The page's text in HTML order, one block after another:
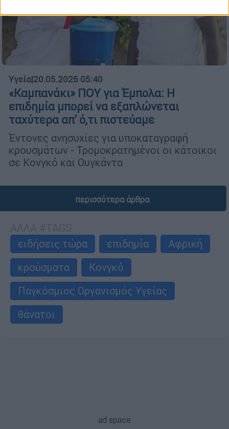
Υγεία|20.05.2026 05:40
«Καμπανάκι» ΠΟΥ για Έμπολα: Η
επιδημία μπορεί να εξαπλώνεται
ταχύτερα απ' ό,τι πιστεύαμε
Έντονες ανησυχίες για υποκαταγραφή
κρουσμάτων - Τρομοκρατημένοι οι κάτοικοι
σε Κονγκό και Ουγκάντα
περισσότερα άρθρα
ειδήσεις τώρα
επιδημία
Αφρική
κρούσματα
Κονγκό
Παγκόσμιος Οργανισμός Υγείας
θάνατοι